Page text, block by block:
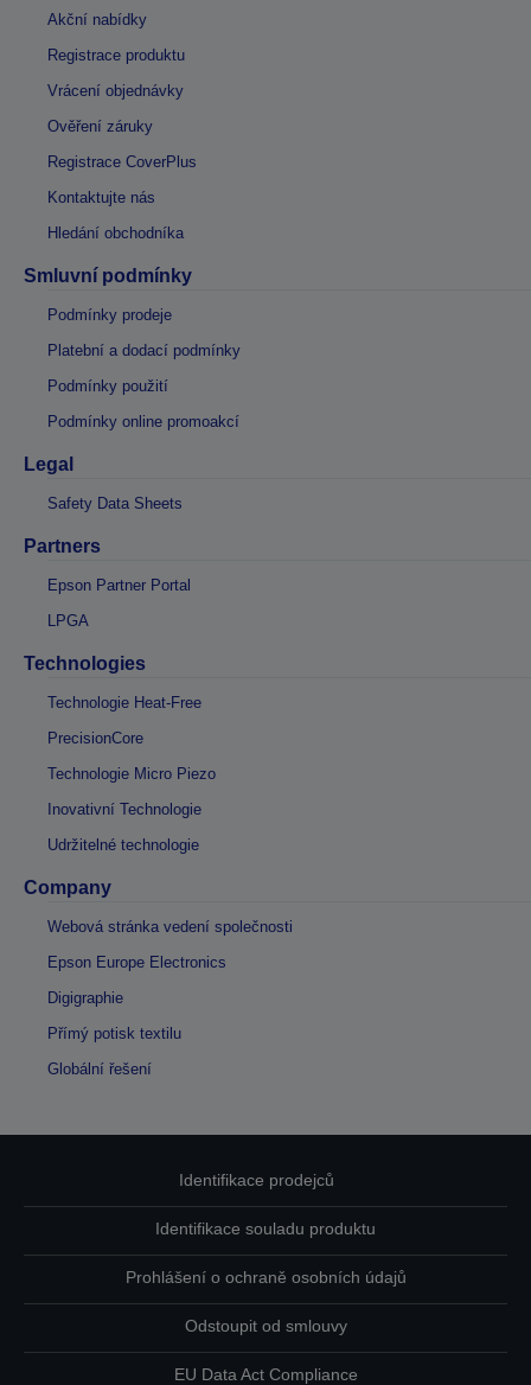
Akční nabídky
Registrace produktu
Vrácení objednávky
Ověření záruky
Registrace CoverPlus
Kontaktujte nás
Hledání obchodníka
Smluvní podmínky
Podmínky prodeje
Platební a dodací podmínky
Podmínky použití
Podmínky online promoakcí
Legal
Safety Data Sheets
Partners
Epson Partner Portal
LPGA
Technologies
Technologie Heat-Free
PrecisionCore
Technologie Micro Piezo
Inovativní Technologie
Udržitelné technologie
Company
Webová stránka vedení společnosti
Epson Europe Electronics
Digigraphie
Přímý potisk textilu
Globální řešení
Identifikace prodejců
Identifikace souladu produktu
Prohlášení o ochraně osobních údajů
Odstoupit od smlouvy
EU Data Act Compliance